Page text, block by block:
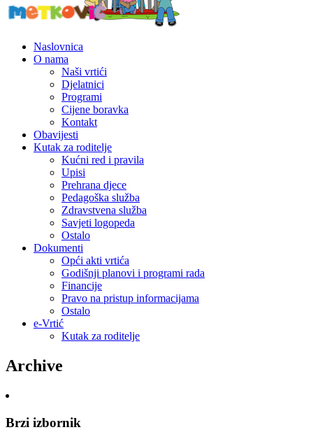
Naslovnica
O nama
Naši vrtići
Djelatnici
Programi
Cijene boravka
Kontakt
Obavijesti
Kutak za roditelje
Kućni red i pravila
Upisi
Prehrana djece
Pedagoška služba
Zdravstvena služba
Savjeti logopeda
Ostalo
Dokumenti
Opći akti vrtića
Godišnji planovi i programi rada
Financije
Pravo na pristup informacijama
Ostalo
e-Vrtić
Kutak za roditelje
Archive
Brzi izbornik